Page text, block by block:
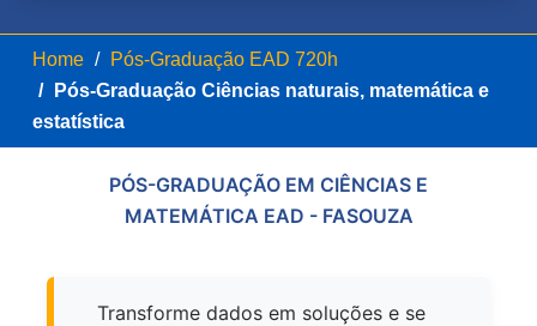
Home
Pós-Graduação EAD 720h
Pós-Graduação Ciências naturais, matemática e
estatística
PÓS-GRADUAÇÃO EM CIÊNCIAS E
MATEMÁTICA EAD - FASOUZA
Transforme dados em soluções e se